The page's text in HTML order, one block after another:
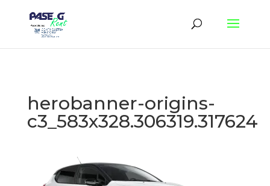
herobanner-origins-
c3_583x328.306319.317624